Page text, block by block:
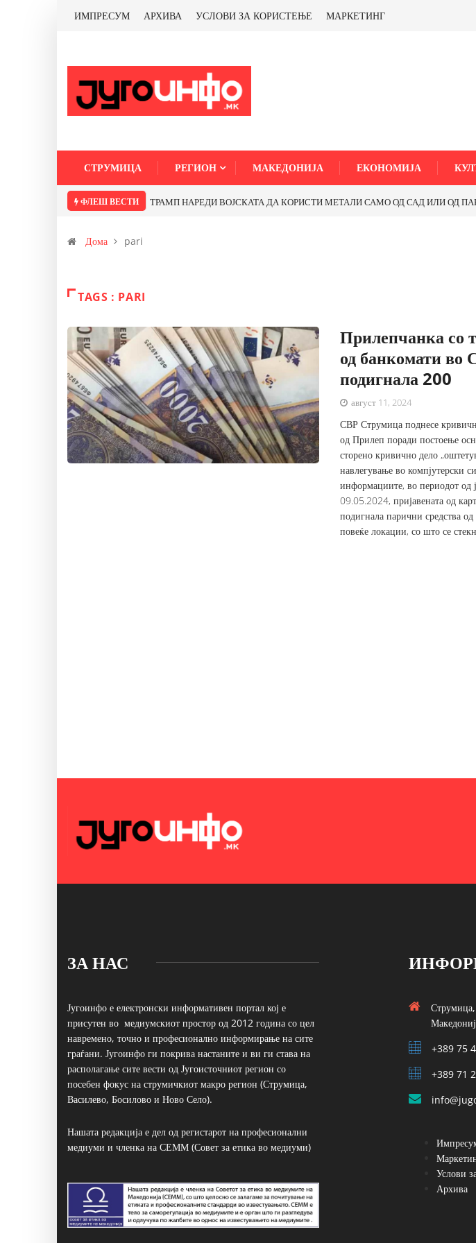
ИМПРЕСУМ АРХИВА УСЛОВИ ЗА КОРИСТЕЊЕ МАРКЕТИНГ
СТРУМИЦА РЕГИОН МАКЕДОНИЈА ЕКОНОМИЈА
ФЛЕШ ВЕСТИ ТРАМП НАРЕДИ ВОЈСКАТА ДА КОРИСТИ МЕТАЛИ САМО ОД САД ИЛИ ОД
Дома pari
TAGS : PARI
Прилепчанка со
од банкомати во
подигнала 200
август 11, 2024
СВР Струмица поднесе
од Прилеп поради постоење
сторено кривично дело
навлегување во компјутерски
информациите, во периодот од
09.05.2024, пријавената од
подигнала парични средства
повеќе локации, со што се
ЗА НАС
Југоинфо е електронски информативен портал кој е
присутен во медиумскиот простор од 2012 година со цел
навремено, точно и професионално информирање на сите
граѓани. Југоинфо ги покрива настаните и ви ги става на
располагање сите вести од Југоисточниот регион со
посебен фокус на струмичкиот макро регион (Струмица,
Василево, Босилово и Ново Село).
Нашата редакција е дел од регистарот на професионални
медиуми и членка на СЕММ (Совет за етика во медиуми)
+389 75
+389 71
Услови
Архива